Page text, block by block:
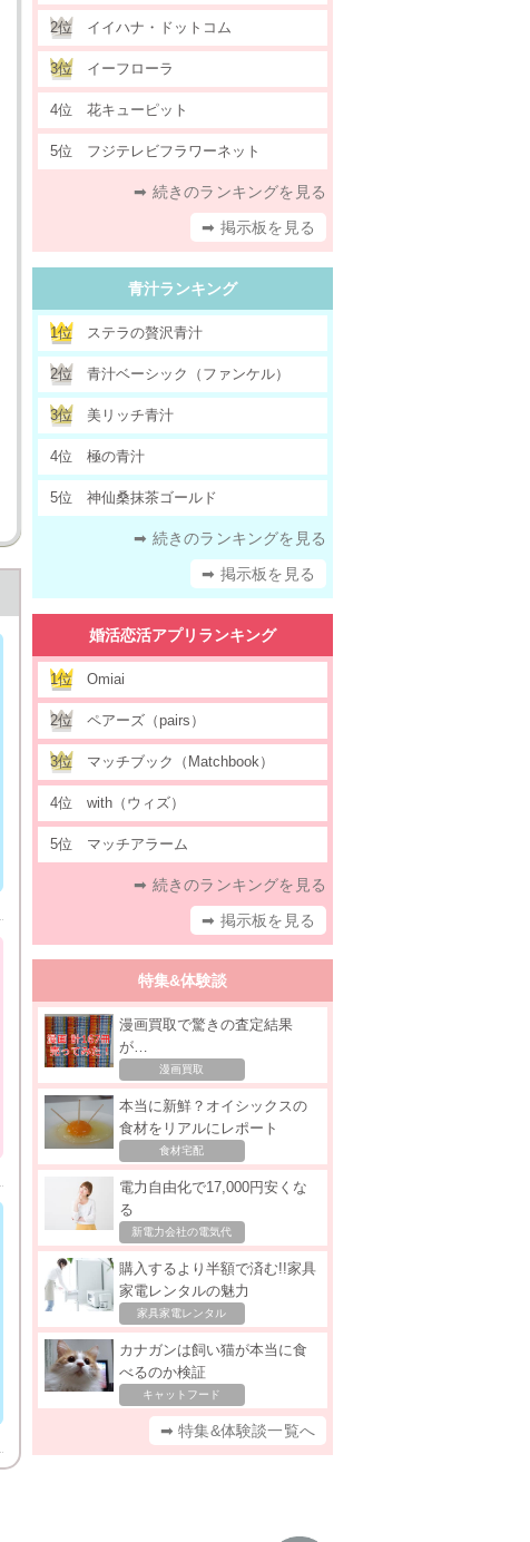
2位 イイハナ・ドットコム
3位 イーフローラ
4位 花キューピット
5位 フジテレビフラワーネット
➡ 続きのランキングを見る
➡ 掲示板を見る
青汁ランキング
1位 ステラの贅沢青汁
2位 青汁ベーシック（ファンケル）
3位 美リッチ青汁
4位 極の青汁
5位 神仙桑抹茶ゴールド
➡ 続きのランキングを見る
➡ 掲示板を見る
婚活恋活アプリランキング
1位 Omiai
2位 ペアーズ（pairs）
3位 マッチブック（Matchbook）
4位 with（ウィズ）
5位 マッチアラーム
➡ 続きのランキングを見る
➡ 掲示板を見る
特集&体験談
漫画買取で驚きの査定結果
が…
漫画買取
本当に新鮮？オイシックスの
食材をリアルにレポート
食材宅配
電力自由化で17,000円安くな
る
新電力会社の電気代
購入するより半額で済む!!家具
家電レンタルの魅力
家具家電レンタル
カナガンは飼い猫が本当に食
べるのか検証
キャットフード
➡ 特集&体験談一覧へ